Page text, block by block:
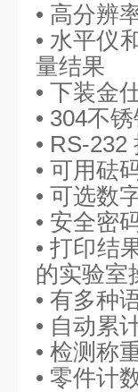
• 高分辨
• 水平仪
量结果
• 下装金
• 304不
• RS-
• 可用砝
• 可选数
• 安全密
• 打印结
的实验室
• 有多种
• 自动累
• 检测称
• 零件计